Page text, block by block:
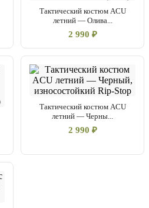
Тактический костюм ACU
летний — Олива...
2 990 ₽
Тактический костюм ACU
летний — Черны...
2 990 ₽